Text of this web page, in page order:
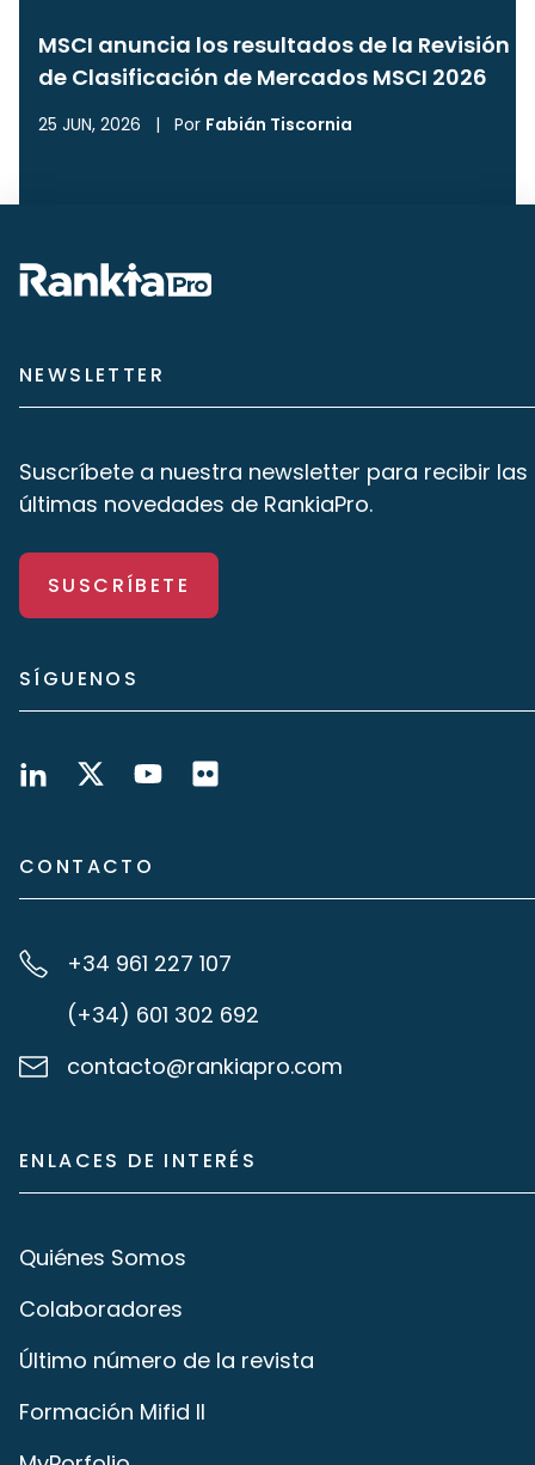
MSCI anuncia los resultados de la Revisión
de Clasificación de Mercados MSCI 2026
25 JUN, 2026 | Por Fabián Tiscornia
NEWSLETTER
Suscríbete a nuestra newsletter para recibir las
últimas novedades de RankiaPro.
SUSCRÍBETE
SÍGUENOS
CONTACTO
+34 961 227 107
(+34) 601 302 692
contacto@rankiapro.com
ENLACES DE INTERÉS
Quiénes Somos
Colaboradores
Último número de la revista
Formación Mifid II